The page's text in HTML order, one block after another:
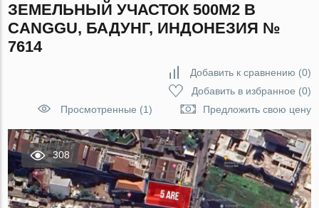
ЗЕМЕЛЬНЫЙ УЧАСТОК 500М2 В
CANGGU, БАДУНГ, ИНДОНЕЗИЯ №
7614
Добавить к сравнению (0)
Добавить в избранное (0)
Просмотренные (1)
Предложить свою цену
308